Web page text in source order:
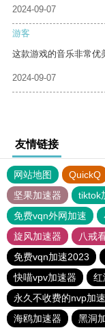
2024-09-07
游客
这款游戏的音乐非常优
2024-09-07
友情链接
网站地图 QuickQ
坚果加速器
tiktok
免费vqn外网加速
旋风加速器
八戒
免费vqn加速2023
快喵vpv加速器
红
永久不收费的nvp加
海鸥加速器
黑洞